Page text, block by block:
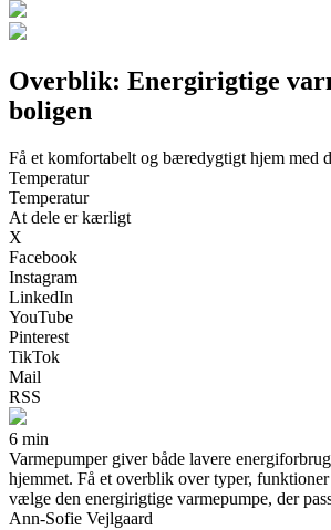
Overblik: Energirigtige
boligen
Få et komfortabelt og bæredygtigt hjem med
Temperatur
Temperatur
At dele er kærligt
X
Facebook
Instagram
LinkedIn
YouTube
Pinterest
TikTok
Mail
RSS
6 min
Varmepumper giver både lavere
hjemmet. Få et overblik over typer,
vælge den energirigtige varmepumpe, der
Ann-Sofie Vejlgaard